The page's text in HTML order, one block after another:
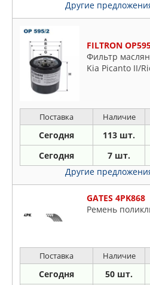
Другие
FILTRON
Фильтр
Kia Picanto II/
Поставка Наличие
Сегодня 113 шт.
Сегодня 7 шт.
Другие
GATES 4PK868
Ремень
Поставка Наличие
Сегодня 50 шт.